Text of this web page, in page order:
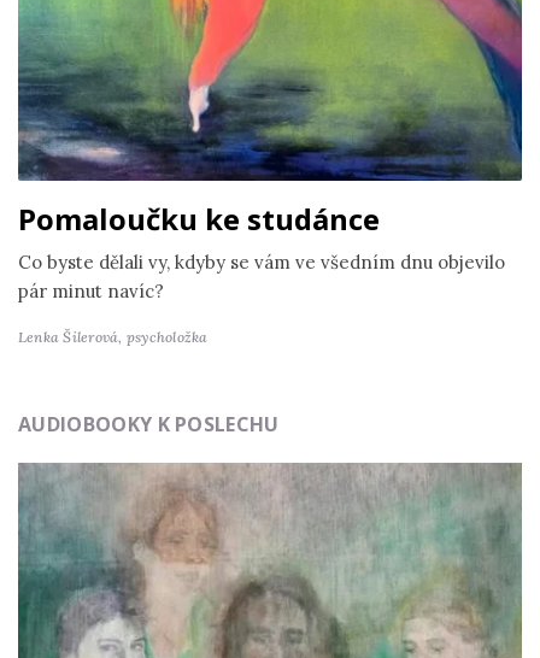
Pomaloučku ke studánce
Co byste dělali vy, kdyby se vám ve všedním dnu objevilo
pár minut navíc?
Lenka Šilerová, psycholožka
AUDIOBOOKY K POSLECHU